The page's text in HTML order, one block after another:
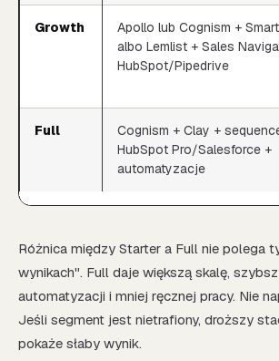
Growth
Apollo lub Cognism +
albo Lemlist + Sales
HubSpot/Pipedrive
Full
Cognism + Clay +
HubSpot Pro/Salesforce +
automatyzacje
Różnica między Starter a Full nie polega
wynikach". Full daje większą skalę,
automatyzacji i mniej ręcznej pracy. Nie
Jeśli segment jest nietrafiony, droższy
pokaże słaby wynik.